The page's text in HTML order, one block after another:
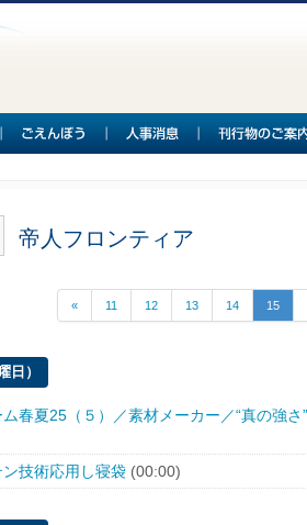
帝人フロンティア
« 11 12 13 14 15
日）
春夏25（５）／素材メーカー／“真の強さ
技術応用し寝袋(00:00)